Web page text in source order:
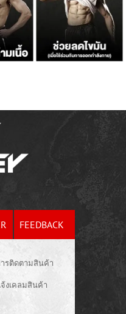
FEEDBACK
รติดตามสินค้า
งเคลมสินค้า